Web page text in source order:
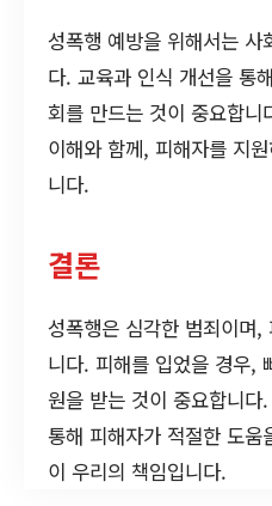
성폭행 예방을 위해서는 사
다. 교육과 인식 개선을 통
회를 만드는 것이 중요합
이해와 함께, 피해자를 지
니다.
결론
성폭행은 심각한 범죄이며
니다. 피해를 입었을 경우,
원을 받는 것이 중요합니
통해 피해자가 적절한 도
이 우리의 책임입니다.